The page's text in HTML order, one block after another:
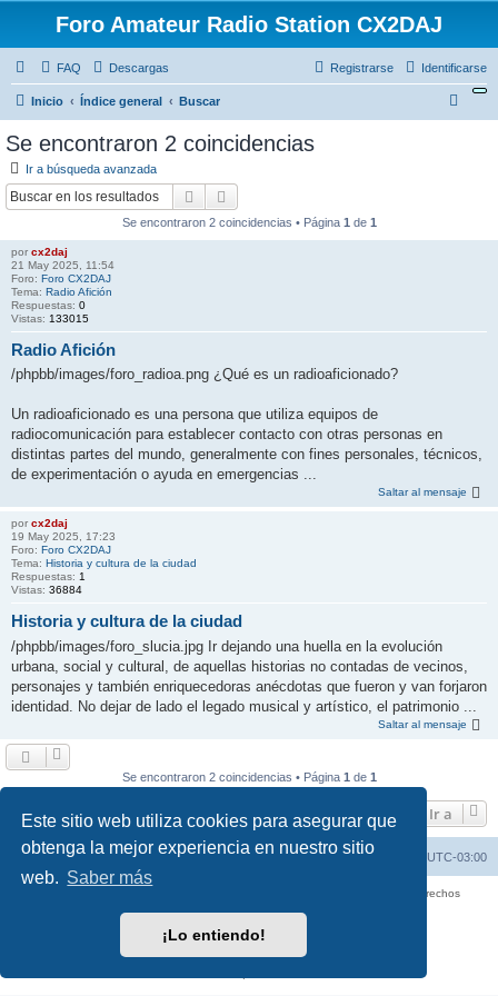
Este sitio web utiliza cookies para asegurar que
obtenga la mejor experiencia en nuestro sitio
web. Saber más
¡Lo entiendo!
Foro Amateur Radio Station CX2DAJ
FAQ Descargas Identificarse
Registrarse
Inicio Índice general Buscar
Se encontraron 2 coincidencias
Ir a búsqueda avanzada
Buscar
Se encontraron 2 coincidencias • Página 1 de 1
por cx2daj
21 May 2025, 11:54
Foro: Foro CX2DAJ
Tema: Radio Afición
Respuestas: 0
Vistas: 133015
Radio Afición
/phpbb/images/foro_radioa.png ¿Qué es un radioaficionado?
Un radioaficionado es una persona que utiliza equipos de
radiocomunicación para establecer contacto con otras personas en
distintas partes del mundo, generalmente con fines personales, técnicos,
de experimentación o ayuda en emergencias ...
Saltar al mensaje
por cx2daj
19 May 2025, 17:23
Foro: Foro CX2DAJ
Tema: Historia y cultura de la ciudad
Respuestas: 1
Vistas: 36884
Historia y cultura de la ciudad
/phpbb/images/foro_slucia.jpg Ir dejando una huella en la evolución
urbana, social y cultural, de aquellas historias no contadas de vecinos,
personajes y también enriquecedoras anécdotas que fueron y van forjaron
identidad. No dejar de lado el legado musical y artístico, el patrimonio ...
Saltar al mensaje
Se encontraron 2 coincidencias • Página 1 de 1
Ir a
Inicio Índice general Todos los horarios son UTC-03:00
Copyright © 2025 - 2026 Foro Amateur Radio Station CX2DAJ Todos los derechos
Desarrollado porphpBB® Forum Software © phpBB Limited
phpBB España